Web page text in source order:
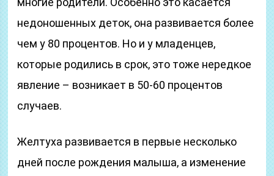
недоношенных деток, она развивается более
чем у 80 процентов. Но и у младенцев,
которые родились в срок, это тоже нередкое
явление – возникает в 50-60 процентов
случаев.
Желтуха развивается в первые несколько
дней после рождения малыша, а изменение